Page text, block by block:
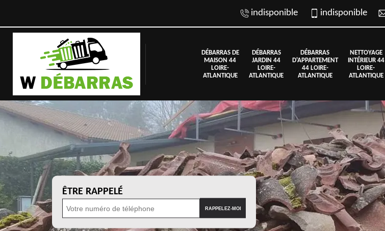
indisponible indisponible
DÉBARRAS DE
MAISON 44
LOIRE-
ATLANTIQUE
DÉBARRAS
JARDIN 44
LOIRE-
ATLANTIQUE
DÉBARRAS
D'APPARTEMENT
44 LOIRE-
ATLANTIQUE
NETTOYAGE
INTÉRIEUR 44
LOIRE-
ATLANTIQUE
ÊTRE RAPPELÉ